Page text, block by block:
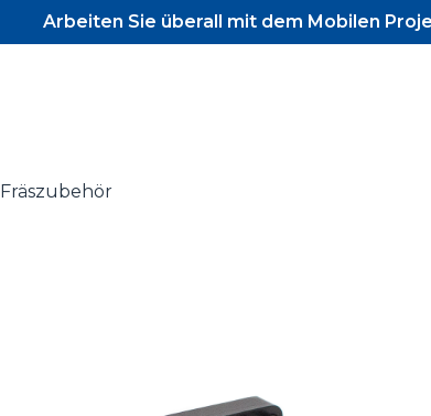
Arbeiten Sie überall mit dem Mobilen
Fräszubehör